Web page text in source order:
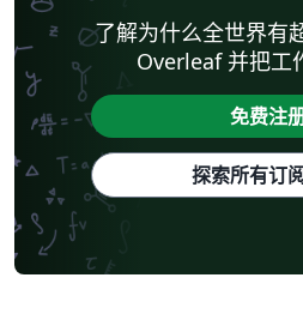
了解为什么全世界有
Overleaf 并把工
免费注
探索所有订